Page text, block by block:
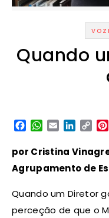
Quando
Facebook
WhatsApp
EmailLinkedIn
por Cristina
Agrupamento de
Quando um Diretor
perceção de que o